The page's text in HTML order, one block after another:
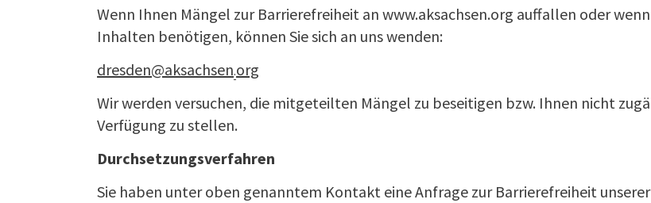
Wenn Ihnen Mängel zur Barrierefreiheit an www.aksachsen.org auffallen oder
Inhalten benötigen, können Sie sich an uns wenden:
dresden@aksachsen·org
Wir werden versuchen, die mitgeteilten Mängel zu beseitigen bzw. Ihnen nicht
Verfügung zu stellen.
Durchsetzungsverfahren
Sie haben unter oben genanntem Kontakt eine Anfrage zur Barrierefreiheit